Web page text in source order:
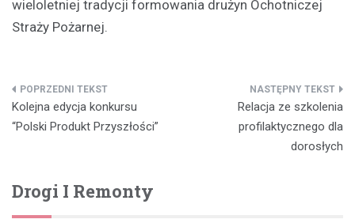
wieloletniej tradycji formowania drużyn Ochotniczej
Straży Pożarnej.
Nawigacja
wpisu
Kolejna edycja konkursu
“Polski Produkt Przyszłości”
Relacja ze szkolenia
profilaktycznego dla
dorosłych
Drogi I Remonty